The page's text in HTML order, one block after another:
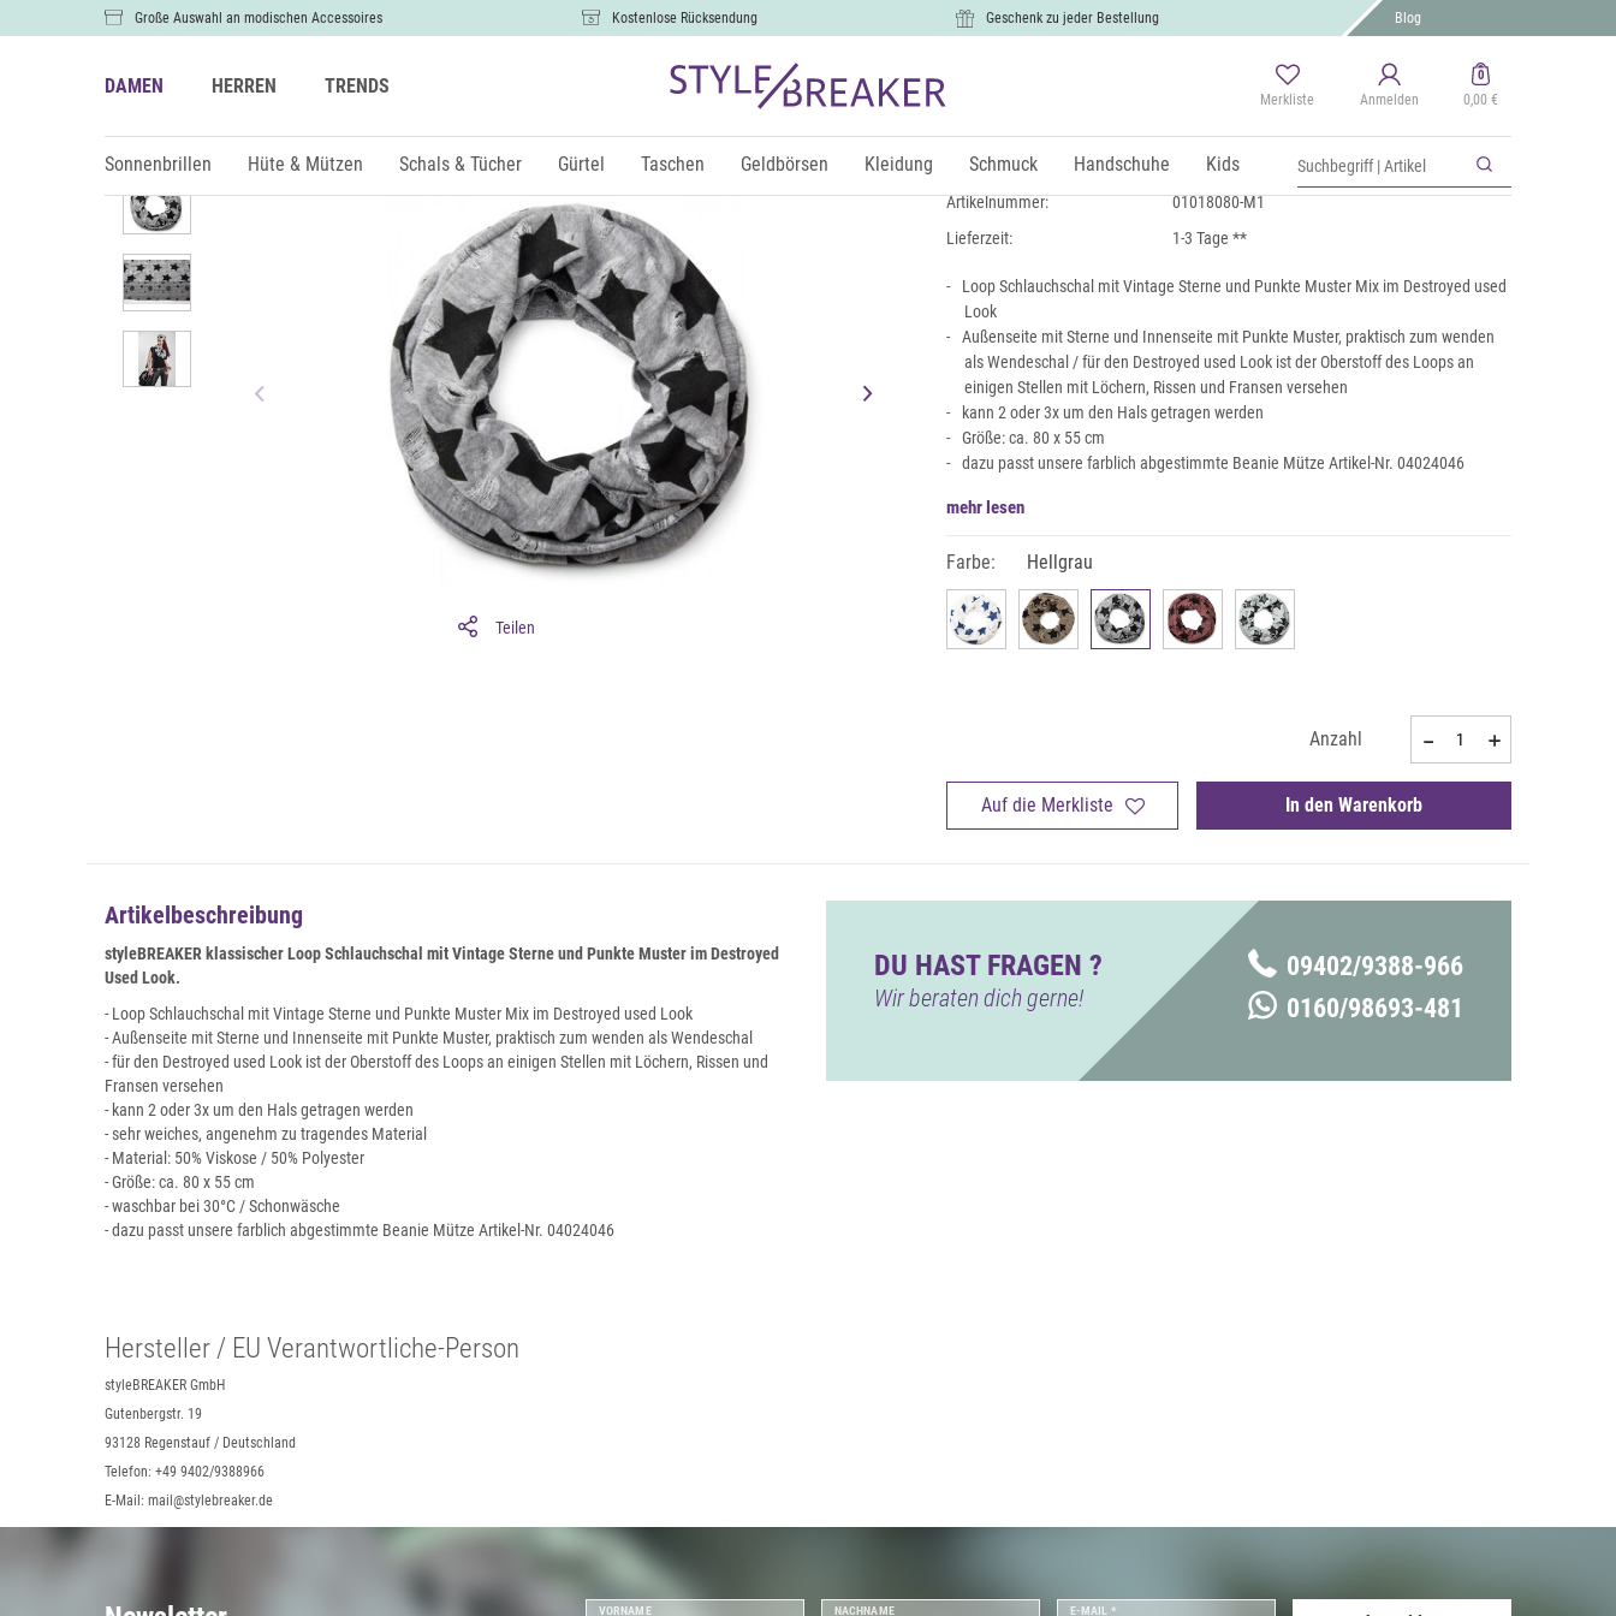
Große Auswahl an modischen Accessoires Kostenlose Rücksendung Geschenk zu jeder Bestellung Blog
DAMEN HERREN TRENDS
Merkliste Anmelden
0
0,00 €
Sonnenbrillen Hüte & Mützen Schals & Tücher Gürtel Taschen Geldbörsen Kleidung Schmuck Handschuhe Kids
Teilen
Loop Schal mit Sterne und Punkte Muster
9,99 €
inkl. MwSt., zzgl.Versand
Artikelnummer:
01018080-M1
Lieferzeit:
1-3 Tage **
Loop Schlauchschal mit Vintage Sterne und Punkte Muster Mix im Destroyed used
Look
Außenseite mit Sterne und Innenseite mit Punkte Muster, praktisch zum wenden
als Wendeschal / für den Destroyed used Look ist der Oberstoff des Loops an
einigen Stellen mit Löchern, Rissen und Fransen versehen
kann 2 oder 3x um den Hals getragen werden
Größe: ca. 80 x 55 cm
dazu passt unsere farblich abgestimmte Beanie Mütze Artikel-Nr. 04024046
mehr lesen
Farbe: Hellgrau
Anzahl
Auf die Merkliste In den Warenkorb
Artikelbeschreibung
styleBREAKER klassischer Loop Schlauchschal mit Vintage Sterne und Punkte Muster im Destroyed
Used Look.
- Loop Schlauchschal mit Vintage Sterne und Punkte Muster Mix im Destroyed used Look
- Außenseite mit Sterne und Innenseite mit Punkte Muster, praktisch zum wenden als Wendeschal
- für den Destroyed used Look ist der Oberstoff des Loops an einigen Stellen mit Löchern, Rissen und
Fransen versehen
- kann 2 oder 3x um den Hals getragen werden
- sehr weiches, angenehm zu tragendes Material
- Material: 50% Viskose / 50% Polyester
- Größe: ca. 80 x 55 cm
- waschbar bei 30°C / Schonwäsche
- dazu passt unsere farblich abgestimmte Beanie Mütze Artikel-Nr. 04024046
DU HAST FRAGEN ?
Wir beraten dich gerne!
09402/9388-966
0160/98693-481
Hersteller / EU Verantwortliche-Person
styleBREAKER GmbH
Gutenbergstr. 19
93128 Regenstauf / Deutschland
Telefon: +49 9402/9388966
E-Mail: mail@stylebreaker.de
VORNAME NACHNAME E-MAIL *